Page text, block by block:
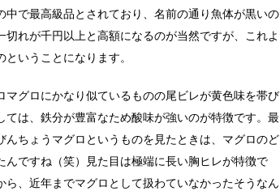
おすすめ！
安を抱く！？
難しいといわれるほど就職難で...
で最高級品とされており、名前の通り魚体が黒いの
れが千円以上と高額になるのが当然ですが、これよ
いうことになります。
グロにかなり似ているものの尾ビレが黄色味を帯び
は、鉄分が豊富なため酸味が強いのが特徴です。最
ちょうマグロというものを見たときは、マグロのど
ですね（笑）見た目は極端に長い胸ヒレが特徴で
、近年までマグロとして扱わていなかったそうなん